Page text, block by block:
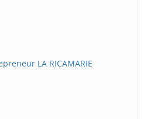
LA RICAMARIE